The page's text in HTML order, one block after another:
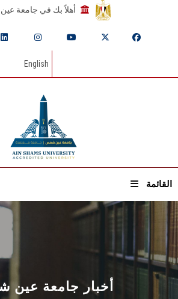
أهلاً بك في جامعة
English
القائمة
أخبار جامعة